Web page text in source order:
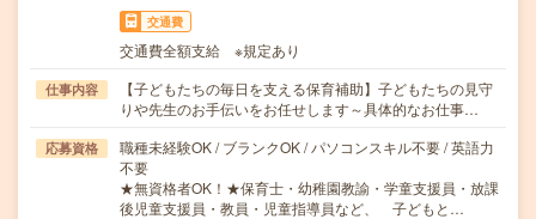
交通費
交通費全額支給 ※規定あり
仕事内容
【子どもたちの毎日を支える保育補助】子どもたちの見守
りや先生のお手伝いをお任せします～具体的なお仕事…
応募資格
職種未経験OK / ブランクOK / パソコンスキル不要 / 英語力
不要
★無資格者OK！★保育士・幼稚園教諭・学童支援員・放課
後児童支援員・教員・児童指導員など、 子どもと…